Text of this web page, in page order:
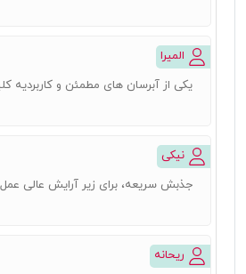
المیرا
یکی از آبرسان های مطمئن و کاربردیه
نیکی
جذبش سریعه، برای زیر آرایش عالی عمل
ریحانه